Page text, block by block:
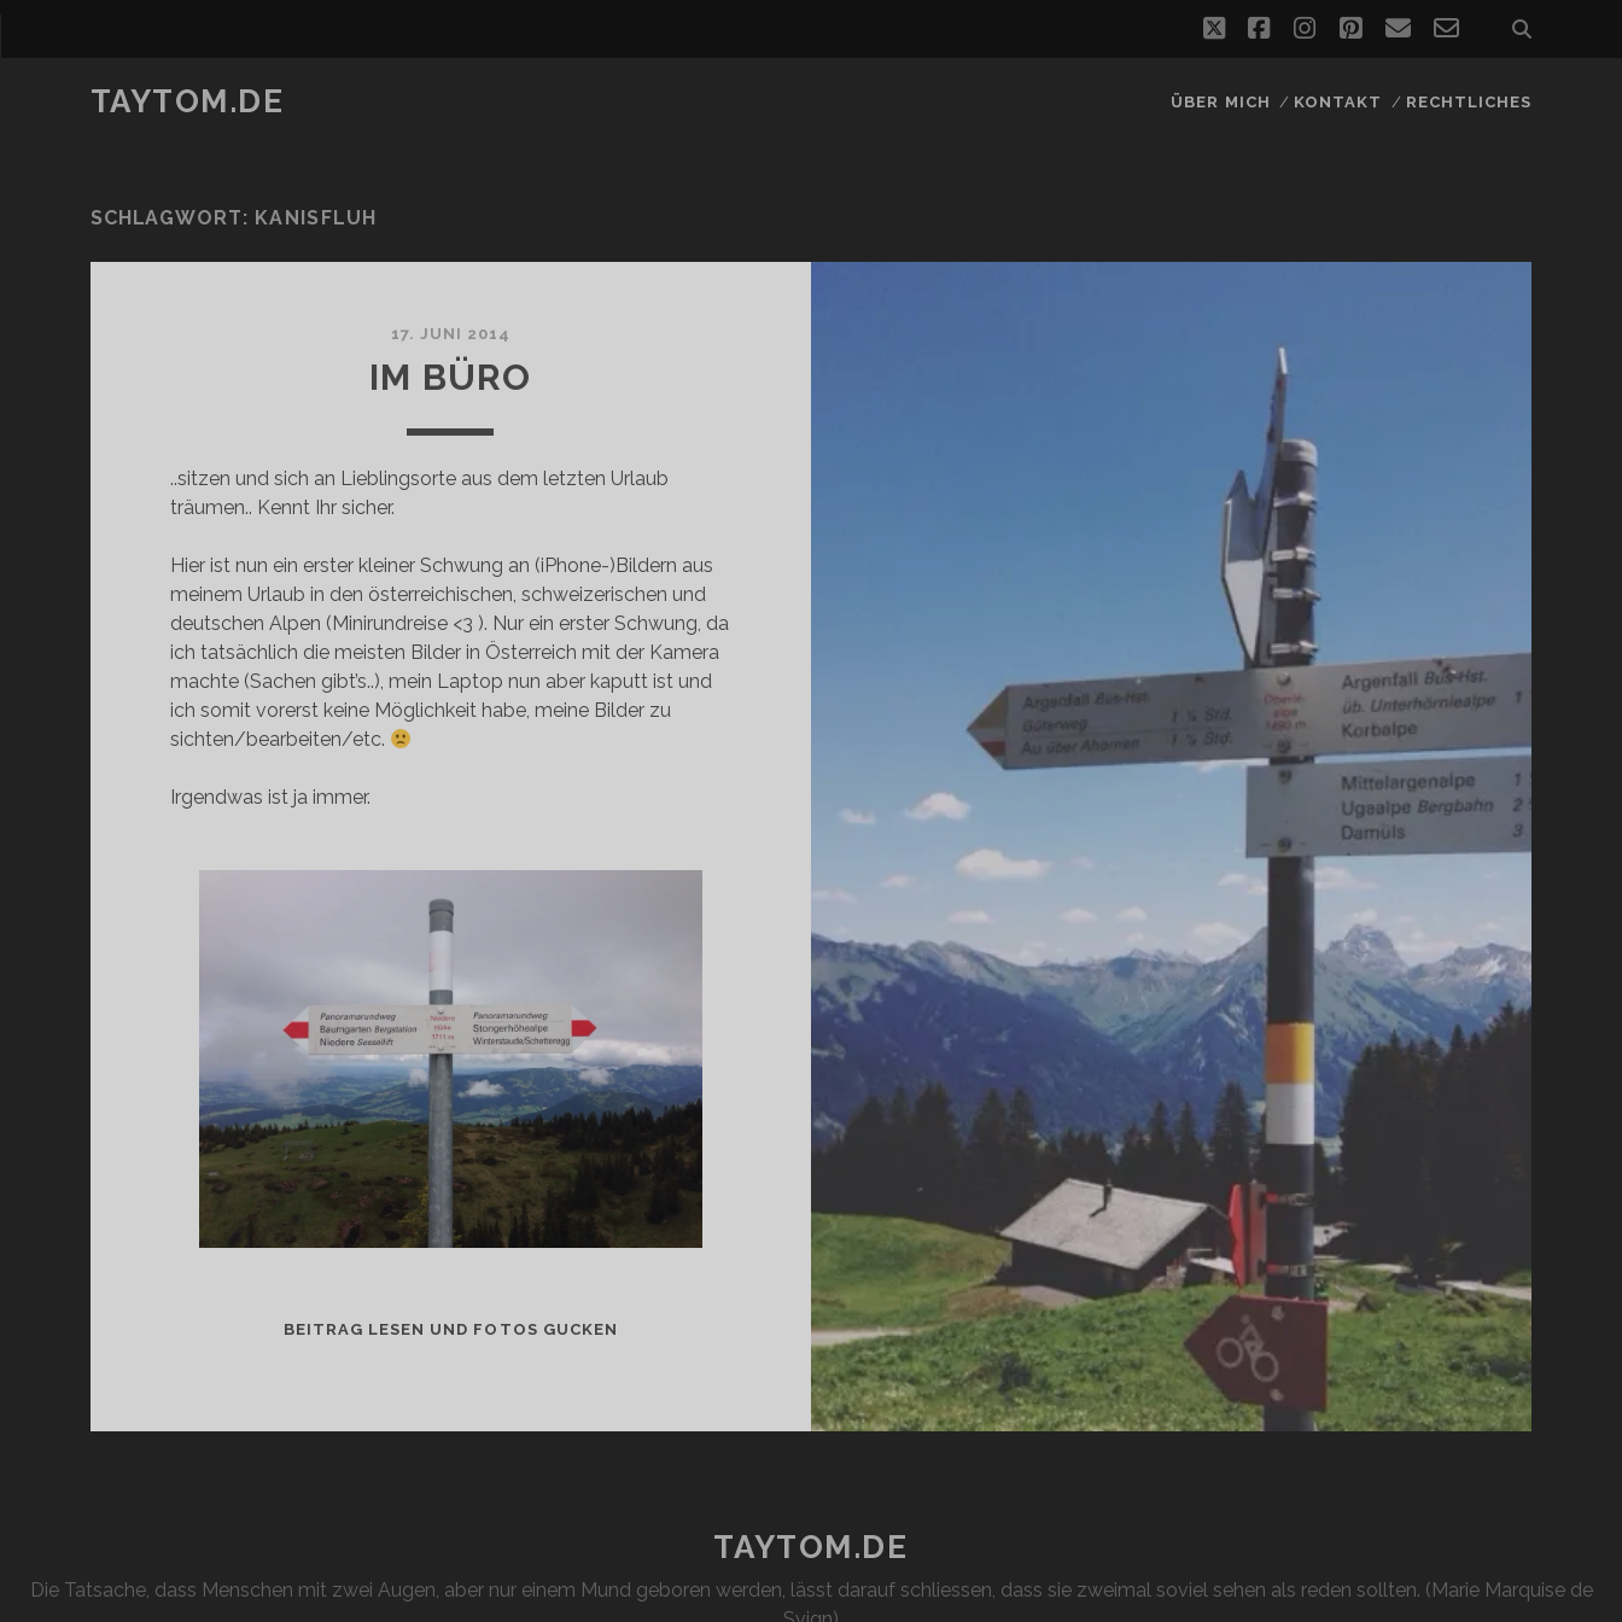
twitterfacebookinstagram
pinterest
emailemail-
TAYTOM.DE ÜBER MICH KONTAKT RECHTLICHES
SCHLAGWORT: KANISFLUH
17. JUNI 2014
IM BÜRO
..sitzen und sich an Lieblingsorte aus dem letzten Urlaub
träumen.. Kennt Ihr sicher.
Hier ist nun ein erster kleiner Schwung an (iPhone-)Bildern aus
meinem Urlaub in den österreichischen, schweizerischen und
deutschen Alpen (Minirundreise <3 ). Nur ein erster Schwung, da
ich tatsächlich die meisten Bilder in Österreich mit der Kamera
machte (Sachen gibt’s..), mein Laptop nun aber kaputt ist und
ich somit vorerst keine Möglichkeit habe, meine Bilder zu
sichten/bearbeiten/etc.
Irgendwas ist ja immer.
BEITRAG LESEN UND FOTOS GUCKEN
TAYTOM.DE
Die Tatsache, dass Menschen mit zwei Augen, aber nur einem Mund geboren werden, lässt darauf schliessen, dass sie zweimal soviel sehen als reden sollten. (Marie Marquise de